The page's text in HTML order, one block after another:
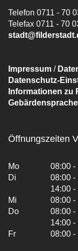
Telefon 0711 - 70
Telefax 0711 - 70
Impressum /
Datenschutz-
Informationen zu
Gebärdensprache
Öffnungszeiten
Mo
08:00 -
Di
08:00 -
14:00 -
Mi
08:00 -
Do
08:00 -
14:00 -
Fr
08:00 -